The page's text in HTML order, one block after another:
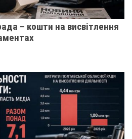
– кошти на висвітлення